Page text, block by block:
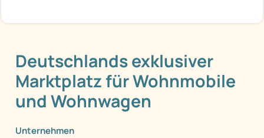
Deutschlands exklusiver
Marktplatz für Wohnmobile
und Wohnwagen
Unternehmen